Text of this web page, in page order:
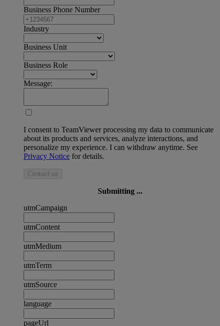
Business Phone Number
Industry
Business Unit
Business Role
Message:
I consent to TeamViewer processing my data to communicate
about its products and services, analyze interactions, and
personalize my experience. I can withdraw anytime. See
Privacy Notice for details.
Contact us
Submitting ...
utmCampaign
utmContent
utmMedium
utmTerm
utmSource
language
pageUrl